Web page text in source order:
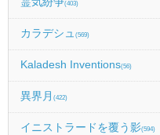
(403)
カラデシュ (569)
Kaladesh Inventions(56)
異界月 (422)
イニストラードを覆う影(594)